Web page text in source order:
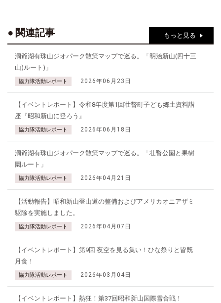
関連記事 もっと見る
洞爺湖有珠山ジオパーク散策マップで巡る。「明治新山(四十三
山)ルート)」
協力隊活動レポート 2026年06月23日
【イベントレポート】令和8年度第1回壮瞥町子ども郷土資料講
座『昭和新山に登ろう』
協力隊活動レポート 2026年06月18日
洞爺湖有珠山ジオパーク散策マップで巡る。「壮瞥公園と果樹
園ルート」
協力隊活動レポート 2026年04月21日
【活動報告】昭和新山登山道の整備およびアメリカオニアザミ
駆除を実施しました。
協力隊活動レポート 2026年04月07日
【イベントレポート】第9回 夜空を見る集い！ひな祭りと皆既
月食！
協力隊活動レポート 2026年03月04日
【イベントレポート】熱狂！第37回昭和新山国際雪合戦！